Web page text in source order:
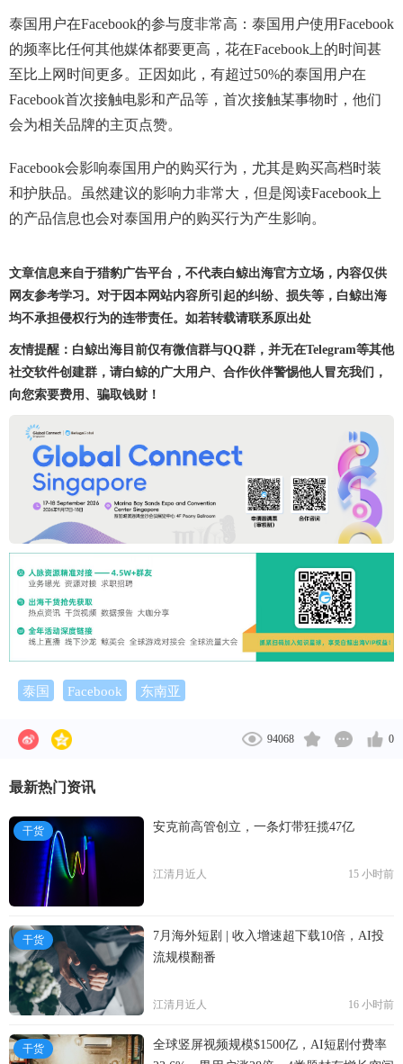
泰国用户在Facebook的参与度非常高：泰国用户使用Facebook
的频率比任何其他媒体都要更高，花在Facebook上的时间甚
至比上网时间更多。正因如此，有超过50%的泰国用户在
Facebook首次接触电影和产品等，首次接触某事物时，他们
会为相关品牌的主页点赞。
Facebook会影响泰国用户的购买行为，尤其是购买高档时装
和护肤品。虽然建议的影响力非常大，但是阅读Facebook上
的产品信息也会对泰国用户的购买行为产生影响。
文章信息来自于猎豹广告平台，不代表白鲸出海官方立场，内容仅供
网友参考学习。对于因本网站内容所引起的纠纷、损失等，白鲸出海
均不承担侵权行为的连带责任。如若转载请联系原出处
友情提醒：白鲸出海目前仅有微信群与QQ群，并无在Telegram等其他
社交软件创建群，请白鲸的广大用户、合作伙伴警惕他人冒充我们，
向您索要费用、骗取钱财！
泰国 Facebook 东南亚
94068 0
最新热门资讯
干货 安克前高管创立，一条灯带狂揽47亿
江清月近人 15 小时前
干货
7月海外短剧 | 收入增速超下载10倍，AI投
流规模翻番
江清月近人 16 小时前
干货
全球竖屏视频规模$1500亿，AI短剧付费率